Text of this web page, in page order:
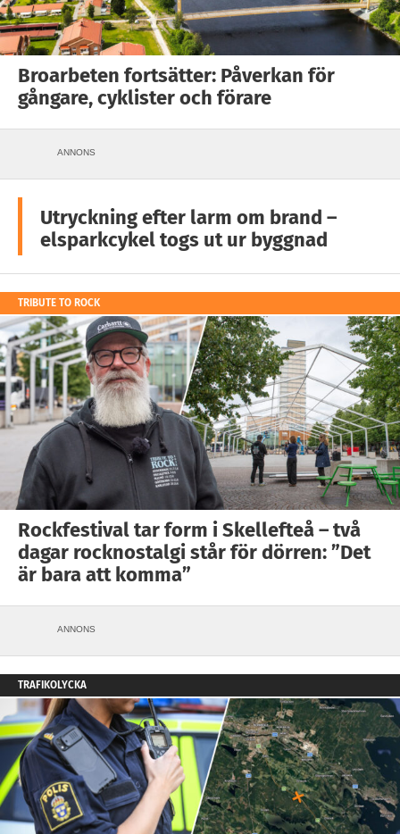
Broarbeten fortsätter: Påverkan för
gångare, cyklister och förare
ANNONS
Utryckning efter larm om brand –
elsparkcykel togs ut ur byggnad
TRIBUTE TO ROCK
Rockfestival tar form i Skellefteå – två
dagar rocknostalgi står för dörren: ”Det
är bara att komma”
ANNONS
TRAFIKOLYCKA